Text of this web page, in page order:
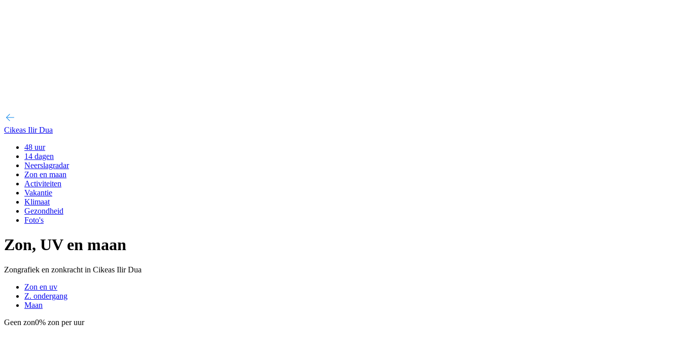
Cikeas Ilir Dua
48 uur
14 dagen
Neerslagradar
Zon en maan
Activiteiten
Vakantie
Klimaat
Gezondheid
Foto's
Zon, UV en maan
Zongrafiek en zonkracht in Cikeas Ilir Dua
Zon en uv
Z. ondergang
Maan
Geen zon0% zon per uur